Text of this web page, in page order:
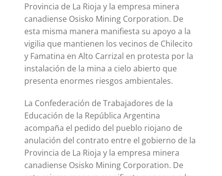
Provincia de La Rioja y la empresa minera
canadiense Osisko Mining Corporation. De
esta misma manera manifiesta su apoyo a la
vigilia que mantienen los vecinos de Chilecito
y Famatina en Alto Carrizal en protesta por la
instalación de la mina a cielo abierto que
presenta enormes riesgos ambientales.
La Confederación de Trabajadores de la
Educación de la República Argentina
acompaña el pedido del pueblo riojano de
anulación del contrato entre el gobierno de la
Provincia de La Rioja y la empresa minera
canadiense Osisko Mining Corporation. De